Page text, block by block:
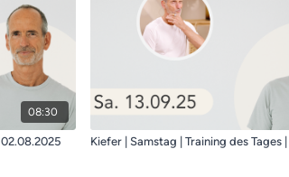
08:30
Kiefer | Samstag | Training des Tages | 02.08.2025